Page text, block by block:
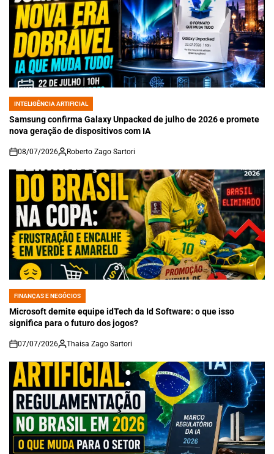
POSTED
IN
INTELIGÊNCIA ARTIFICIAL
Samsung confirma Galaxy Unpacked de julho de 2026 e promete
nova geração de dispositivos com IA
on
08/07/2026 Roberto Zago Sartori
POSTED
IN
FINANÇAS E NEGÓCIOS
Microsoft demite equipe idTech da Id Software: o que isso
significa para o futuro dos jogos?
on
07/07/2026 Thaisa Zago Sartori